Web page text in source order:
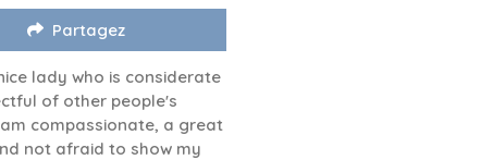
Partagez
lady who is considerate
of other people's
compassionate, a great
not afraid to show my